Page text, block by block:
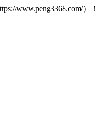
www.peng3368.com/）！